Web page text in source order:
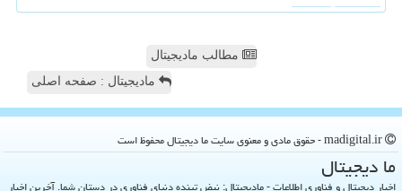
مطالب مادیجیتال
مادیجیتال : صفحه اصلی
ما دیجیتال
اخبار دیجیتال و فناوری اطلاعات - مادیجیتال: نبض تپنده دنیای فناوری در دستان شما. آخرین اخبار